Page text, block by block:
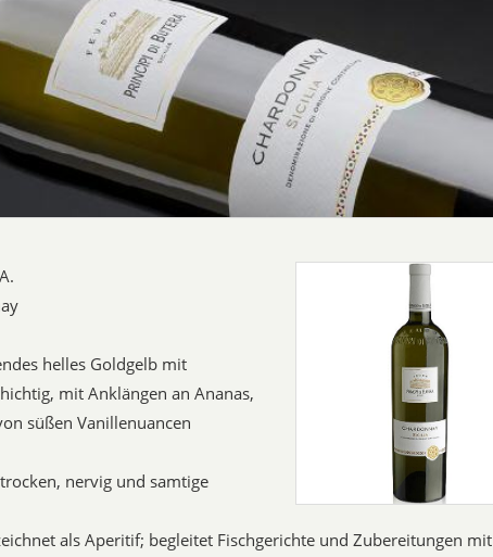
helles Goldgelb mit
mit Anklängen an Ananas,
süßen Vanillenuancen
nervig und samtige
als Aperitif; begleitet Fischgerichte und Zubereitungen mit